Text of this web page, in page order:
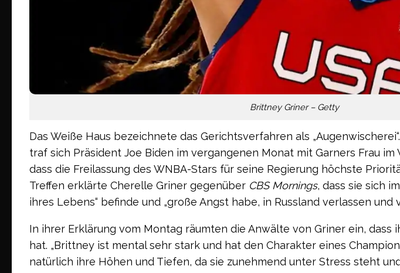
Brittney Griner – Getty
Das Weiße Haus bezeichnete das Gerichtsverfahren als
traf sich Präsident Joe Biden im vergangenen Monat mit Garners Frau
dass die Freilassung des WNBA-Stars für seine Regierung höchste
Treffen erklärte Cherelle Griner gegenüber CBS Mornings, dass sie sich
ihres Lebens“ befinde und „große Angst habe, in Russland verlassen und
In ihrer Erklärung vom Montag räumten die Anwälte von Griner ein, dass
hat. „Brittney ist mental sehr stark und hat den Charakter eines
natürlich ihre Höhen und Tiefen, da sie zunehmend unter Stress steht